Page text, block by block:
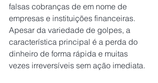
falsas cobranças de em nome de
empresas e instituições financeiras.
Apesar da variedade de golpes, a
característica principal é a perda do
dinheiro de forma rápida e muitas
vezes irreversíveis sem ação imediata.